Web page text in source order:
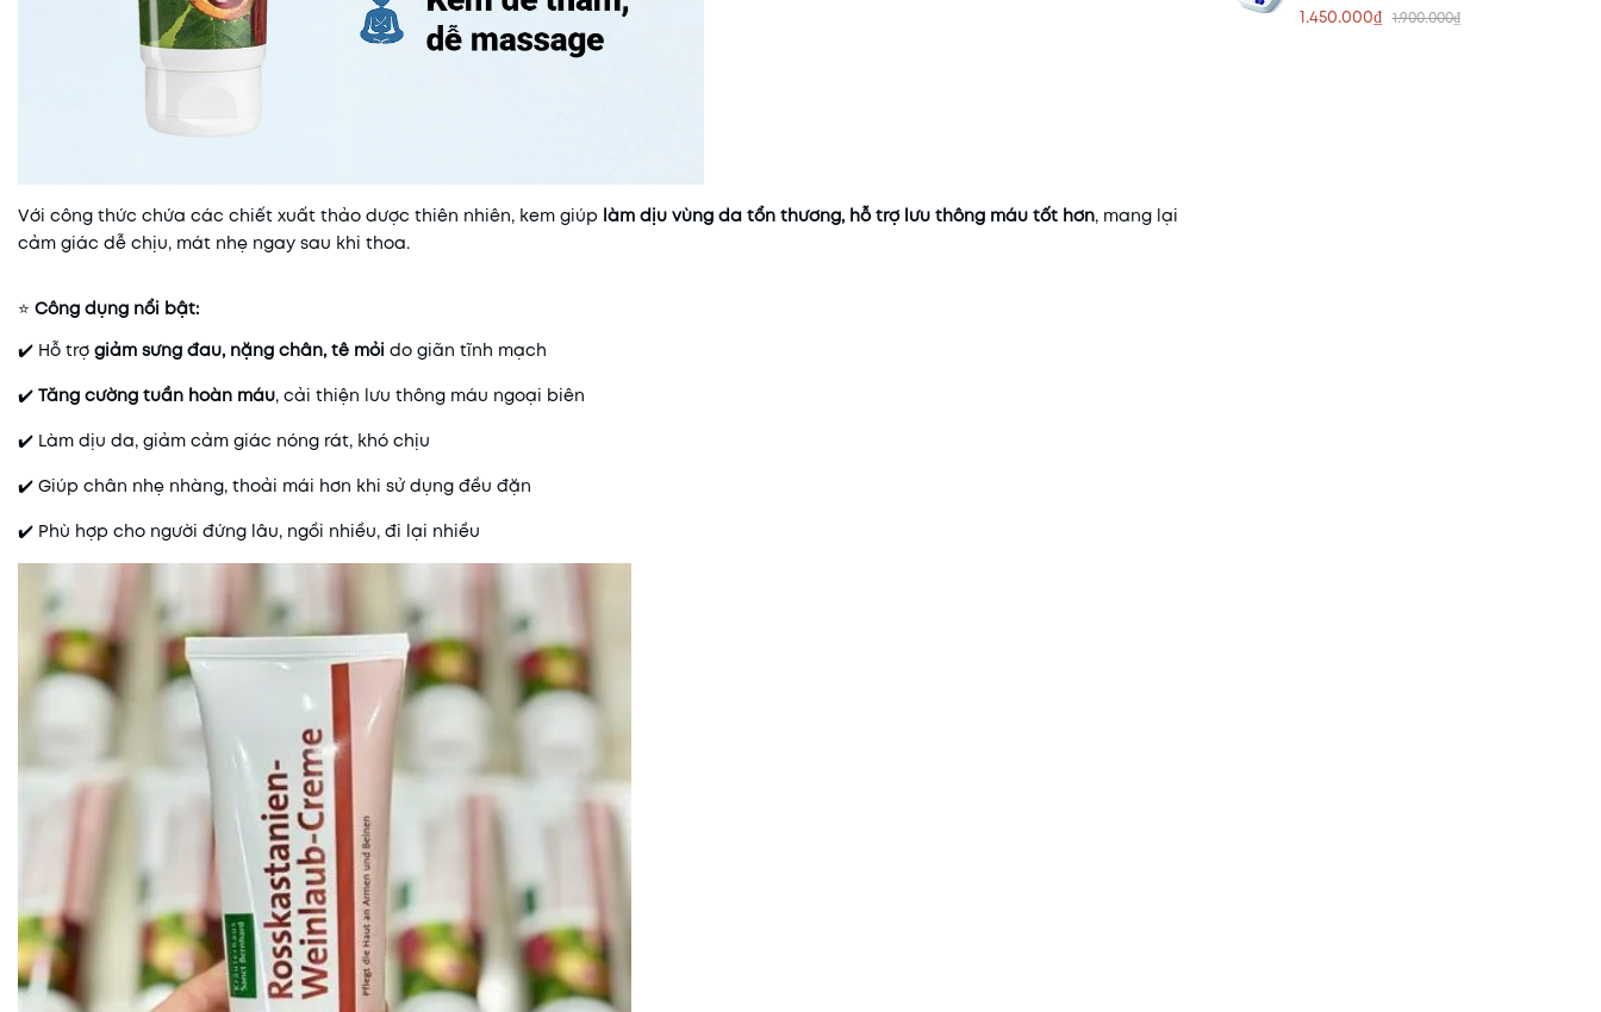
Với công thức chứa các chiết xuất thảo dược thiên nhiên, kem giúp làm dịu vùng da tổn thương, hỗ trợ lưu thông máu tốt hơn, mang lại
cảm giác dễ chịu, mát nhẹ ngay sau khi thoa.
⭐ Công dụng nổi bật:
✔️ Hỗ trợ giảm sưng đau, nặng chân, tê mỏi do giãn tĩnh mạch
✔️ Tăng cường tuần hoàn máu, cải thiện lưu thông máu ngoại biên
✔️ Làm dịu da, giảm cảm giác nóng rát, khó chịu
✔️ Giúp chân nhẹ nhàng, thoải mái hơn khi sử dụng đều đặn
✔️ Phù hợp cho người đứng lâu, ngồi nhiều, đi lại nhiều
Dễ Sử Dụng Tại Nhà
1.450.000₫ 1.900.000₫